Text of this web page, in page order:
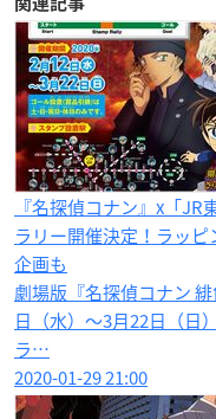
『名探偵コナン』x「
ラリー開催決定！ラッ
企画も
劇場版『名探偵コナン
日（水）〜3月22日（日
ラ…
2020-01-29 21:00